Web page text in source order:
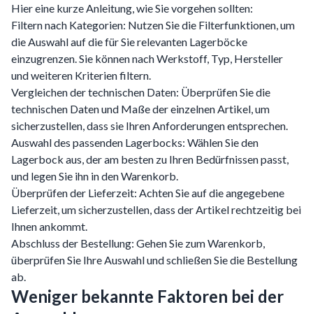
Hier eine kurze Anleitung, wie Sie vorgehen sollten:
Filtern nach Kategorien: Nutzen Sie die Filterfunktionen, um
die Auswahl auf die für Sie relevanten Lagerböcke
einzugrenzen. Sie können nach Werkstoff, Typ, Hersteller
und weiteren Kriterien filtern.
Vergleichen der technischen Daten: Überprüfen Sie die
technischen Daten und Maße der einzelnen Artikel, um
sicherzustellen, dass sie Ihren Anforderungen entsprechen.
Auswahl des passenden Lagerbocks: Wählen Sie den
Lagerbock aus, der am besten zu Ihren Bedürfnissen passt,
und legen Sie ihn in den Warenkorb.
Überprüfen der Lieferzeit: Achten Sie auf die angegebene
Lieferzeit, um sicherzustellen, dass der Artikel rechtzeitig bei
Ihnen ankommt.
Abschluss der Bestellung: Gehen Sie zum Warenkorb,
überprüfen Sie Ihre Auswahl und schließen Sie die Bestellung
ab.
Weniger bekannte Faktoren bei der